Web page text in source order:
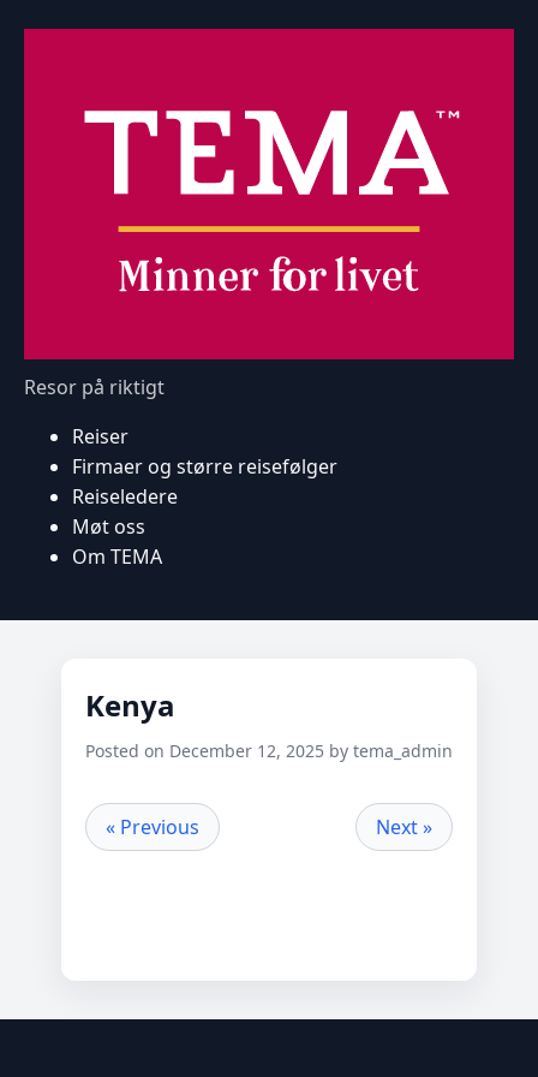
Resor på riktigt
Reiser
Firmaer og større reisefølger
Reiseledere
Møt oss
Om TEMA
Kenya
Posted on December 12, 2025 by tema_admin
« Previous Next »